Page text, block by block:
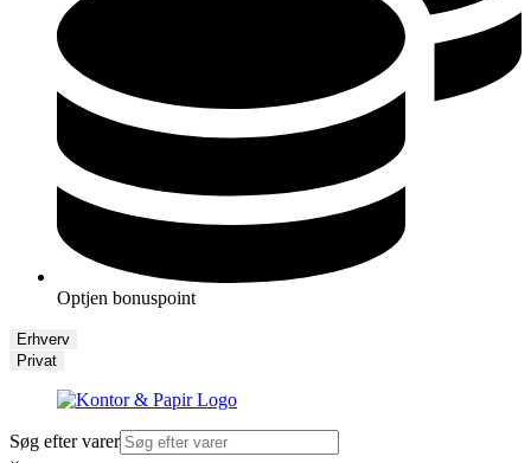
Optjen bonuspoint
Erhverv
Privat
Søg efter varer